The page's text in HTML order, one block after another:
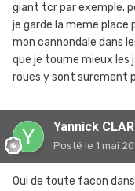
giant tcr par exemple.
je garde la meme place
mon cannondale dans
que je tourne mieux les
roues y sont surement
Yannick
Posté le 1 mai
Oui de toute facon